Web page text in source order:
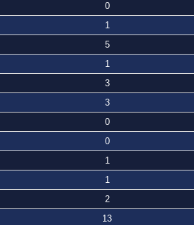
0
1
5
1
3
3
0
0
1
1
2
13